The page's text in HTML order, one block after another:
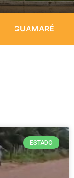
GUAMARÉ
ESTADO